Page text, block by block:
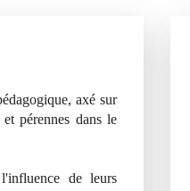
axé sur
pérennes dans le
de leurs